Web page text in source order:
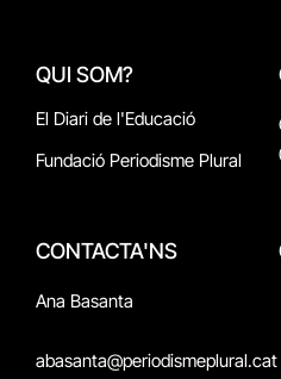
QUI SOM?
El Diari de l'Educació
Fundació Periodisme Plural
CONTACTA'NS
Ana Basanta
abasanta@periodismeplural.cat